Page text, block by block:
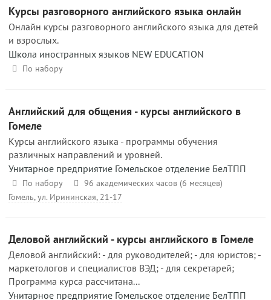
Курсы разговорного английского языка онлайн
Онлайн курсы разговорного английского языка для детей
и взрослых.
Школа иностранных языков NEW EDUCATION
По набору
Английский для общения - курсы английского в
Гомеле
Курсы английского языка - программы обучения
различных направлений и уровней.
Унитарное предприятие Гомельское отделение БелТПП
По набору
96 академических часов (6 месяцев)
Гомель, ул. Ирининская, 21-17
Деловой английский - курсы английского в Гомеле
Деловой английский: - для руководителей; - для юристов; -
маркетологов и специалистов ВЭД; - для секретарей;
Программа курса рассчитана...
Унитарное предприятие Гомельское отделение БелТПП